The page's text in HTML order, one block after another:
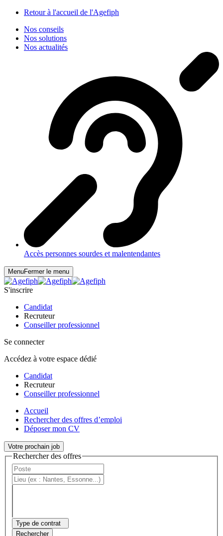
Retour à l'accueil de l'Agefiph
Nos conseils
Nos solutions
Nos actualités
Accès personnes sourdes et malentendantes
MenuFermer le menu
S'inscrire
Candidat
Recruteur
Conseiller professionnel
Se connecter
Accédez à votre espace dédié
Candidat
Recruteur
Conseiller professionnel
Accueil
Rechercher des offres d’emploi
Déposer mon CV
Votre prochain job
Rechercher des offres
Type de contrat
Rechercher